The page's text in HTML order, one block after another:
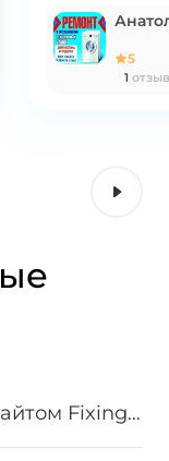
5
1 отзыв
Правила пользования сайтом FixingList.com